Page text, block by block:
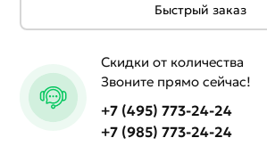
Быстрый заказ
Скидки от количества
Звоните прямо сейчас!
+7 (495) 773-24-24
+7 (985) 773-24-24